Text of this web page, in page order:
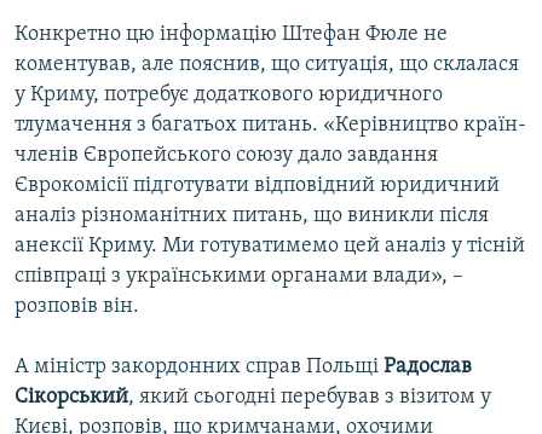
Конкретно цю інформацію Штефан Фюле не
коментував, але пояснив, що ситуація, що склалася
у Криму, потребує додаткового юридичного
тлумачення з багатьох питань. «Керівництво країн-
членів Європейського союзу дало завдання
Єврокомісії підготувати відповідний юридичний
аналіз різноманітних питань, що виникли після
анексії Криму. Ми готуватимемо цей аналіз у тісній
співпраці з українськими органами влади», –
розповів він.
А міністр закордонних справ Польщі Радослав
Сікорський, який сьогодні перебував з візитом у
Києві, розповів, що кримчанами, охочими